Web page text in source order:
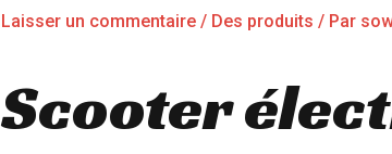
Laisser un commentaire / Des produits / Par
Scooter